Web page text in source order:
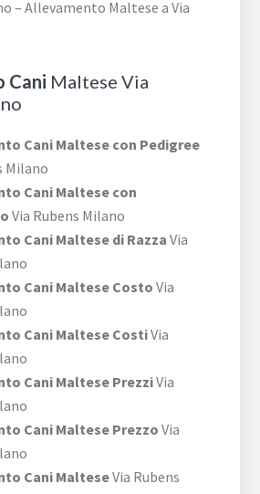
– Allevamento Maltese a Via
Cani Maltese Via
Cani Maltese con Pedigree
Milano
Cani Maltese con
Via Rubens Milano
Cani Maltese di Razza Via
Cani Maltese CostoVia
Cani Maltese CostiVia
Cani Maltese PrezziVia
Cani Maltese Prezzo Via
Cani MalteseVia Rubens